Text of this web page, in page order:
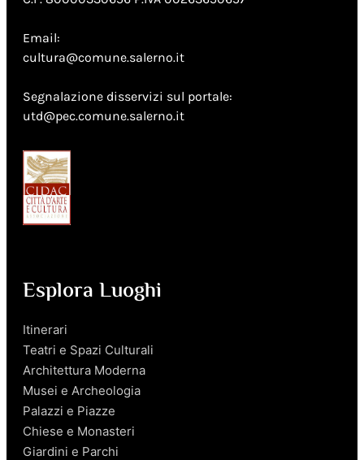
Email:
cultura@comune.salerno.it
Segnalazione disservizi sul portale:
utd@pec.comune.salerno.it
Esplora Luoghi
Itinerari
Teatri e Spazi Culturali
Architettura Moderna
Musei e Archeologia
Palazzi e Piazze
Chiese e Monasteri
Giardini e Parchi